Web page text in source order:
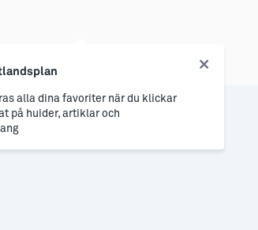
alla dina favoriter när du klickar
på huider, artiklar och